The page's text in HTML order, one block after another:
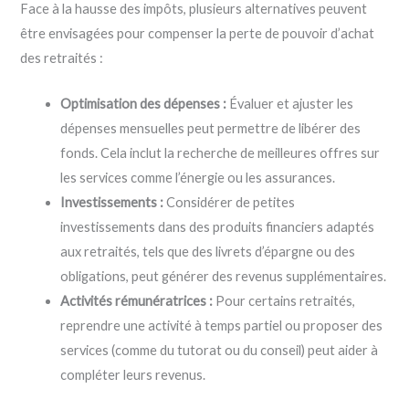
Face à la hausse des impôts, plusieurs alternatives peuvent
être envisagées pour compenser la perte de pouvoir d’achat
des retraités :
Optimisation des dépenses : Évaluer et ajuster les
dépenses mensuelles peut permettre de libérer des
fonds. Cela inclut la recherche de meilleures offres sur
les services comme l’énergie ou les assurances.
Investissements :Considérer de petites
investissements dans des produits financiers adaptés
aux retraités, tels que des livrets d’épargne ou des
obligations, peut générer des revenus supplémentaires.
Activités rémunératrices : Pour certains retraités,
reprendre une activité à temps partiel ou proposer des
services (comme du tutorat ou du conseil) peut aider à
compléter leurs revenus.